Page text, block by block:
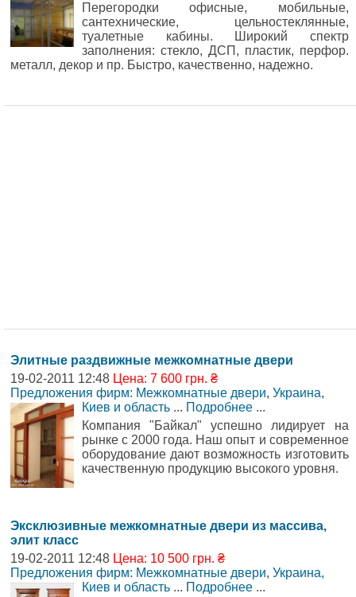
Перегородки офисные, мобильные,
сантехнические, цельностеклянные,
туалетные кабины. Широкий спектр
заполнения: стекло, ДСП, пластик, перфор.
металл, декор и пр. Быстро, качественно, надежно.
Элитные раздвижные межкомнатные двери
19-02-2011 12:48 Цена: 7 600 грн. ₴
Предложения фирм: Межкомнатные двери, Украина,
Киев и область ... Подробнее ...
Компания "Байкал" успешно лидирует на
рынке с 2000 года. Наш опыт и современное
оборудование дают возможность изготовить
качественную продукцию высокого уровня.
Эксклюзивные межкомнатные двери из массива,
элит класс
19-02-2011 12:48 Цена: 10 500 грн. ₴
Предложения фирм: Межкомнатные двери, Украина,
Киев и область ... Подробнее ...